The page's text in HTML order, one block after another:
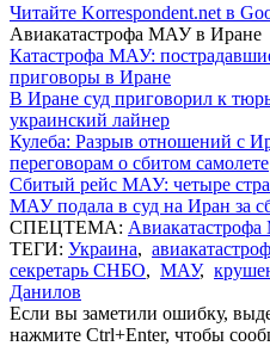
Читайте Korrespondent.net в
Авиакатастрофа МАУ в Иране
Катастрофа МАУ:
приговоры в Иране
В Иране суд приговорил к
украинский лайнер
Кулеба: Разрыв отношений с
переговорам о сбитом самолете
Сбитый рейс МАУ: четыре
МАУ подала в суд на Иран за
СПЕЦТЕМА:
ТЕГИ: Украина,
секретарь СНБО, МАУ,
Данилов
Если вы заметили ошибку,
нажмите Ctrl+Enter, чтобы